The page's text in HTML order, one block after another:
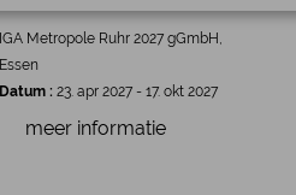
IGA Metropole Ruhr 2027 gGmbH,
Essen
Datum : 23. apr 2027 - 17. okt 2027
meer informatie